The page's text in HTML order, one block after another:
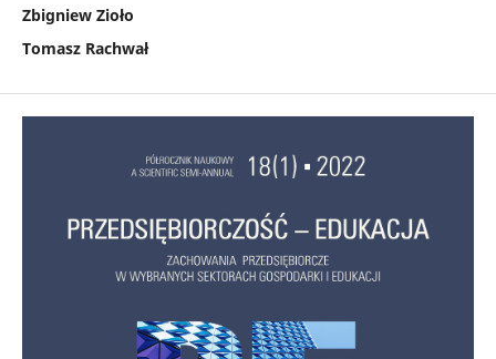
Zbigniew Zioło
Tomasz Rachwał